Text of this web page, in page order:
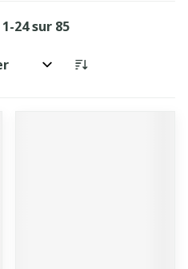
1-24sur 85